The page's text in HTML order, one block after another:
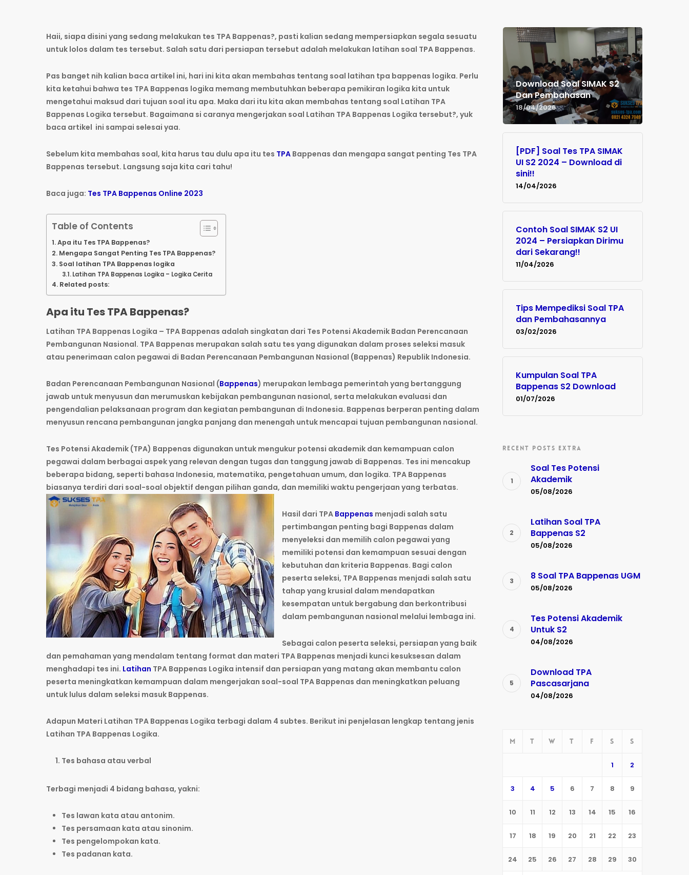
Haii, siapa disini yang sedang melakukan tes TPA Bappenas?, pasti kalian sedang mempersiapkan segala sesuatu
untuk lolos dalam tes tersebut. Salah satu dari persiapan tersebut adalah melakukan latihan soal TPA Bappenas.
Pas banget nih kalian baca artikel ini, hari ini kita akan membahas tentang soal latihan tpa bappenas logika. Perlu
kita ketahui bahwa tes TPA Bappenas logika memang membutuhkan beberapa pemikiran logika kita untuk
mengetahui maksud dari tujuan soal itu apa. Maka dari itu kita akan membahas tentang soal Latihan TPA
Bappenas Logika tersebut. Bagaimana si caranya mengerjakan soal Latihan TPA Bappenas Logika tersebut?, yuk
baca artikel ini sampai selesai yaa.
Sebelum kita membahas soal, kita harus tau dulu apa itu tes TPA Bappenas dan mengapa sangat penting Tes TPA
Bappenas tersebut. Langsung saja kita cari tahu!
Baca juga: Tes TPA Bappenas Online 2023
Table of Contents
Apa itu Tes TPA Bappenas?
Mengapa Sangat Penting Tes TPA Bappenas?
Soal latihan TPA Bappenas logika
Latihan TPA Bappenas Logika – Logika Cerita
Related posts:
Apa itu Tes TPA Bappenas?
Latihan TPA Bappenas Logika – TPA Bappenas adalah singkatan dari Tes Potensi Akademik Badan Perencanaan
Pembangunan Nasional. TPA Bappenas merupakan salah satu tes yang digunakan dalam proses seleksi masuk
atau penerimaan calon pegawai di Badan Perencanaan Pembangunan Nasional (Bappenas) Republik Indonesia.
Badan Perencanaan Pembangunan Nasional (Bappenas) merupakan lembaga pemerintah yang bertanggung
jawab untuk menyusun dan merumuskan kebijakan pembangunan nasional, serta melakukan evaluasi dan
pengendalian pelaksanaan program dan kegiatan pembangunan di Indonesia. Bappenas berperan penting dalam
menyusun rencana pembangunan jangka panjang dan menengah untuk mencapai tujuan pembangunan nasional.
Tes Potensi Akademik (TPA) Bappenas digunakan untuk mengukur potensi akademik dan kemampuan calon
pegawai dalam berbagai aspek yang relevan dengan tugas dan tanggung jawab di Bappenas. Tes ini mencakup
beberapa bidang, seperti bahasa Indonesia, matematika, pengetahuan umum, dan logika. TPA Bappenas
biasanya terdiri dari soal-soal objektif dengan pilihan ganda, dan memiliki waktu pengerjaan yang terbatas.
Hasil dari TPA Bappenas menjadi salah satu
pertimbangan penting bagi Bappenas dalam
menyeleksi dan memilih calon pegawai yang
memiliki potensi dan kemampuan sesuai dengan
kebutuhan dan kriteria Bappenas. Bagi calon
peserta seleksi, TPA Bappenas menjadi salah satu
tahap yang krusial dalam mendapatkan
kesempatan untuk bergabung dan berkontribusi
dalam pembangunan nasional melalui lembaga ini.
Sebagai calon peserta seleksi, persiapan yang baik
dan pemahaman yang mendalam tentang format dan materi TPA Bappenas menjadi kunci kesuksesan dalam
menghadapi tes ini. Latihan TPA Bappenas Logika intensif dan persiapan yang matang akan membantu calon
peserta meningkatkan kemampuan dalam mengerjakan soal-soal TPA Bappenas dan meningkatkan peluang
untuk lulus dalam seleksi masuk Bappenas.
Adapun Materi Latihan TPA Bappenas Logika terbagi dalam 4 subtes. Berikut ini penjelasan lengkap tentang jenis
Latihan TPA Bappenas Logika.
Tes bahasa atau verbal
Terbagi menjadi 4 bidang bahasa, yakni:
Tes lawan kata atau antonim.
Tes persamaan kata atau sinonim.
Tes pengelompokan kata.
Tes padanan kata.
Download Soal SIMAK S2
Dan Pembahasan
18/04/2026
[PDF] Soal Tes TPA SIMAK
UI S2 2024 – Download di
sini!!
14/04/2026
Contoh Soal SIMAK S2 UI
2024 – Persiapkan Dirimu
dari Sekarang!!
11/04/2026
Tips Mempediksi Soal TPA
dan Pembahasannya
03/02/2026
Kumpulan Soal TPA
Bappenas S2 Download
01/07/2026
RECENT POSTS EXTRA
Soal Tes Potensi
Akademik
05/08/2026
Latihan Soal TPA
Bappenas S2
05/08/2026
8 Soal TPA Bappenas UGM
05/08/2026
Tes Potensi Akademik
Untuk S2
04/08/2026
Download TPA
Pascasarjana
04/08/2026
M T W T F S S
1 2
3 4 5 6 7 8 9
10 11 12 13 14 15 16
17 18 19 20 21 22 23
24 25 26 27 28 29 30